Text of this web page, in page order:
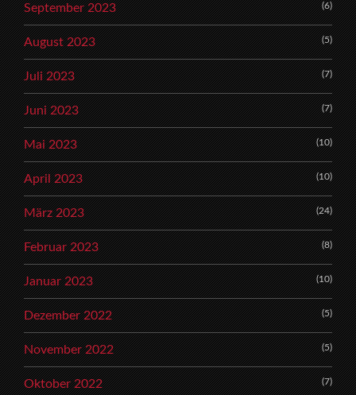
September 2023 (6)
August 2023 (5)
Juli 2023 (7)
Juni 2023 (7)
Mai 2023 (10)
April 2023 (10)
März 2023 (24)
Februar 2023 (8)
Januar 2023 (10)
Dezember 2022 (5)
November 2022 (5)
Oktober 2022 (7)